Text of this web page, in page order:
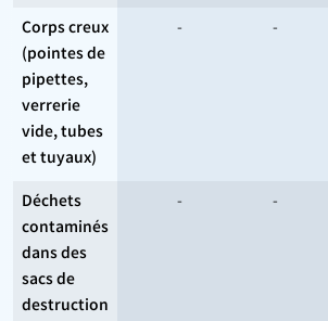
Corps creux
(pointes de
pipettes,
verrerie
vide, tubes
et tuyaux)
- -
Déchets
contaminés
dans des
sacs de
destruction
- -